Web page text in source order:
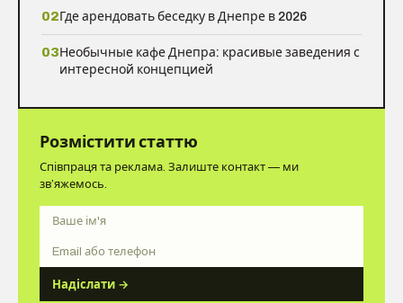
02 Где арендовать беседку в Днепре в 2026
03 Необычные кафе Днепра: красивые заведения с
интересной концепцией
Розмістити статтю
Співпраця та реклама. Залиште контакт — ми
зв’яжемось.
Ім'я
Контакт
Надіслати →